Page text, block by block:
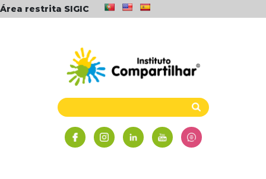
Área restrita SIGIC